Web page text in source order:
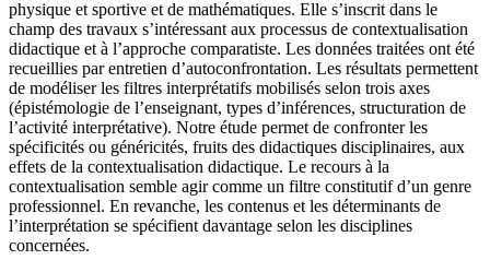
physique et sportive et de mathématiques. Elle s’inscrit dans le
champ des travaux s’intéressant aux processus de contextualisation
didactique et à l’approche comparatiste. Les données traitées ont été
recueillies par entretien d’autoconfrontation. Les résultats permettent
de modéliser les filtres interprétatifs mobilisés selon trois axes
(épistémologie de l’enseignant, types d’inférences, structuration de
l’activité interprétative). Notre étude permet de confronter les
spécificités ou généricités, fruits des didactiques disciplinaires, aux
effets de la contextualisation didactique. Le recours à la
contextualisation semble agir comme un filtre constitutif d’un genre
professionnel. En revanche, les contenus et les déterminants de
l’interprétation se spécifient davantage selon les disciplines
concernées.